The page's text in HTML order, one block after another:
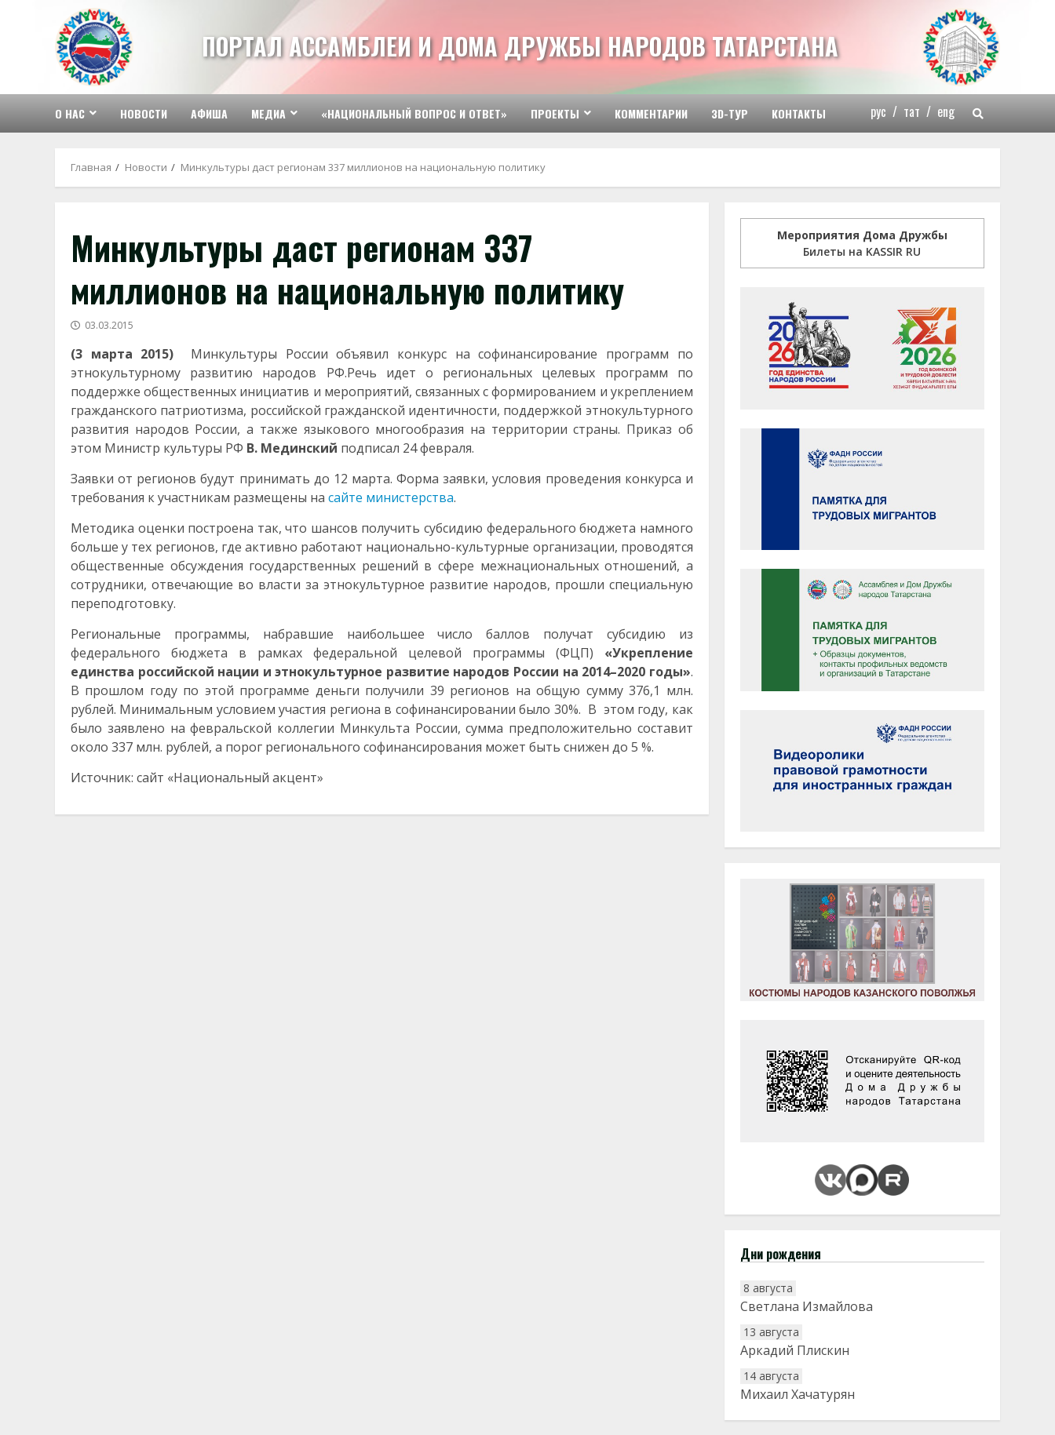
содержимому
ПОРТАЛ АССАМБЛЕИ И ДОМА ДРУЖБЫ НАРОДОВ ТАТАРСТАНА
О НАС НОВОСТИ АФИША МЕДИА «НАЦИОНАЛЬНЫЙ ВОПРОС И ОТВЕТ» ПРОЕКТЫ КОММЕНТАРИИ 3D-ТУР КОНТАКТЫ рус / тат / eng
Главная Новости Минкультуры даст регионам 337 миллионов на национальную политику
Минкультуры даст регионам 337
миллионов на национальную политику
03.03.2015
(3 марта 2015)
Минкультуры России объявил конкурс на софинансирование программ по
этнокультурному развитию народов РФ.Речь идет о региональных целевых программ по
поддержке общественных инициатив и мероприятий, связанных с формированием и укреплением
гражданского патриотизма, российской гражданской идентичности, поддержкой этнокультурного
развития народов России, а также языкового многообразия на территории страны. Приказ об
этом Министр культуры РФ В. Мединский подписал 24 февраля.
Заявки от регионов будут принимать до 12 марта. Форма заявки, условия проведения конкурса и
требования к участникам размещены на сайте министерства.
Методика оценки построена так, что шансов получить субсидию федерального бюджета намного
больше у тех регионов, где активно работают национально-культурные организации, проводятся
общественные обсуждения государственных решений в сфере межнациональных отношений, а
сотрудники, отвечающие во власти за этнокультурное развитие народов, прошли специальную
переподготовку.
Региональные программы, набравшие наибольшее число баллов получат субсидию из
федерального бюджета в рамках федеральной целевой программы (ФЦП) «Укрепление
единства российской нации и этнокультурное развитие народов России на 2014–2020 годы».
В прошлом году по этой программе деньги получили 39 регионов на общую сумму 376,1 млн.
рублей. Минимальным условием участия региона в софинансировании было 30%. В этом году, как
было заявлено на февральской коллегии Минкульта России, сумма предположительно составит
около 337 млн. рублей, а порог регионального софинансирования может быть снижен до 5 %.
Источник: сайт «Национальный акцент»
Мероприятия Дома Дружбы
Билеты на KASSIR RU
Дни рождения
8 августа
Светлана Измайлова
13 августа
Аркадий Плискин
14 августа
Михаил Хачатурян
20 августа